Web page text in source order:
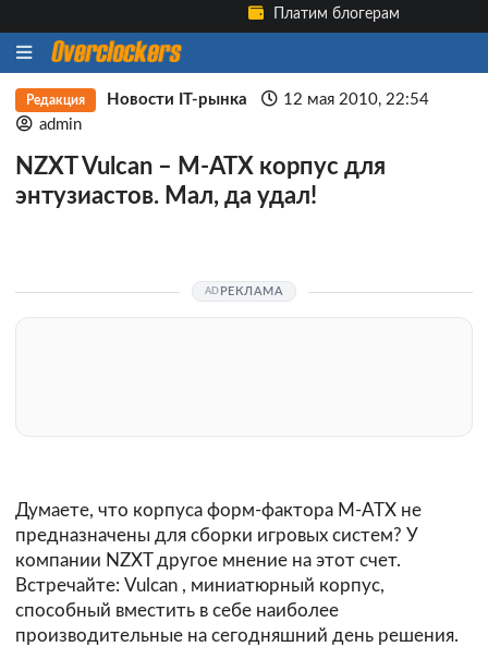
Платим блогерам
Редакция Новости IT-рынка
12 мая 2010, 22:54
admin
NZXT Vulcan – M-ATX корпус для
энтузиастов. Мал, да удал!
РЕКЛАМА
Думаете, что корпуса форм-фактора M-ATX не
предназначены для сборки игровых систем? У
компании NZXT другое мнение на этот счет.
Встречайте: Vulcan , миниатюрный корпус,
способный вместить в себе наиболее
производительные на сегодняшний день решения.